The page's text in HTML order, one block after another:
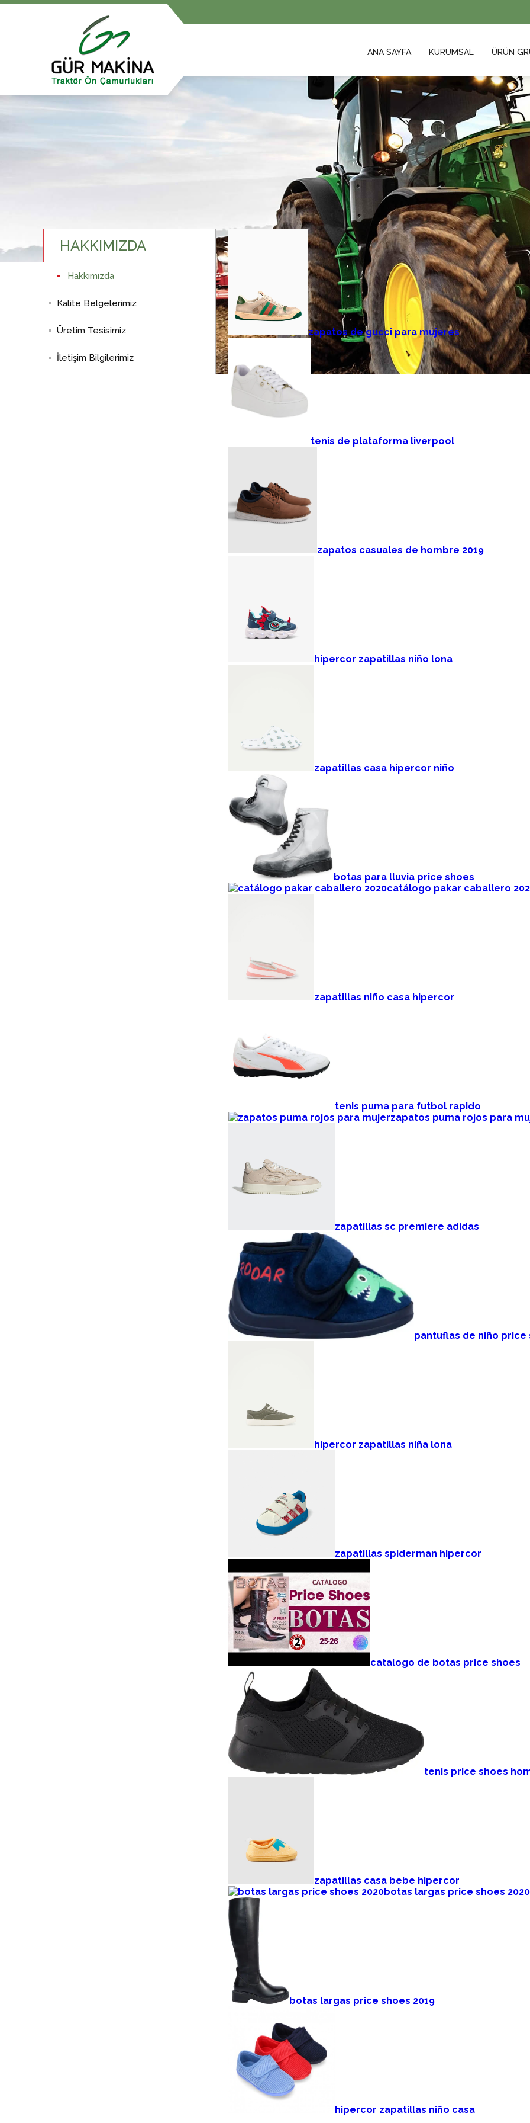
ANA SAYFA KURUMSAL ÜRÜN
HAKKIMIZDA
Hakkımızda
Kalite Belgelerimiz
Üretim Tesisimiz
İletişim Bilgilerimiz
zapatos de gucci para mujeres
tenis de plataforma liverpool
zapatos casuales de hombre 2019
hipercor zapatillas niño lona
zapatillas casa hipercor niño
botas para lluvia price shoes
catálogo pakar caballero
zapatillas niño casa hipercor
tenis puma para futbol rapido
zapatos puma rojos para
zapatillas sc premiere adidas
pantuflas de niño price
hipercor zapatillas niña lona
zapatillas spiderman hipercor
catalogo de botas price shoes
tenis price shoes
zapatillas casa bebe hipercor
botas largas price shoes 2020
botas largas price shoes 2019
hipercor zapatillas niño casa